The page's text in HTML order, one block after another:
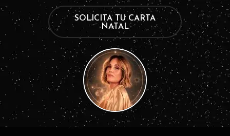
SOLICITA TU CARTA
NATAL